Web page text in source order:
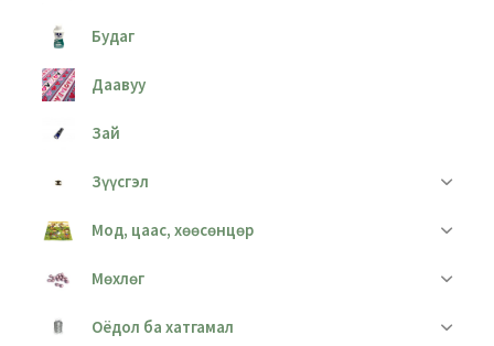
Будаг
Даавуу
Зай
Зүүсгэл
Мод, цаас, хөөсөнцөр
Мөхлөг
Оёдол ба хатгамал